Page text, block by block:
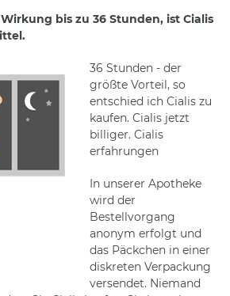
bis zu 36 Stunden, ist Cialis
36 Stunden - der
größte Vorteil, so
entschied ich Cialis zu
kaufen. Cialis jetzt
billiger. Cialis
erfahrungen
In unserer Apotheke
wird der
Bestellvorgang
anonym erfolgt und
das Päckchen in einer
diskreten Verpackung
versendet. Niemand